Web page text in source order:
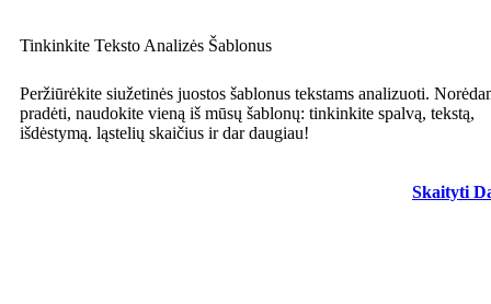
Tinkinkite Teksto Analizės Šablonus
Peržiūrėkite siužetinės juostos šablonus tekstams analizuoti.
pradėti, naudokite vieną iš mūsų šablonų: tinkinkite spalvą, tekstą,
išdėstymą. ląstelių skaičius ir dar daugiau!
Skaityti